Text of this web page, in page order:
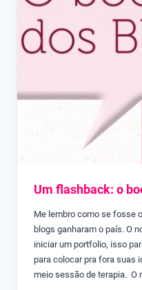
Um flashback: o
Me lembro como se fosse
blogs ganharam o país. O
iniciar um portfolio, isso
para colocar pra fora suas
meio sessão de terapia. O